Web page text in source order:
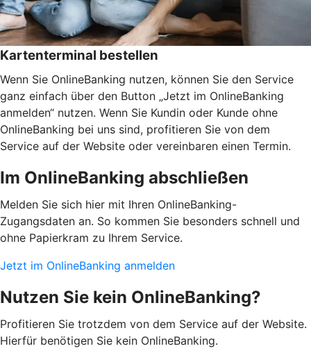
Kartenterminal bestellen
Wenn Sie OnlineBanking nutzen, können Sie den Service
ganz einfach über den Button „Jetzt im OnlineBanking
anmelden“ nutzen. Wenn Sie Kundin oder Kunde ohne
OnlineBanking bei uns sind, profitieren Sie von dem
Service auf der Website oder vereinbaren einen Termin.
Im OnlineBanking abschließen
Melden Sie sich hier mit Ihren OnlineBanking-
Zugangsdaten an. So kommen Sie besonders schnell und
ohne Papierkram zu Ihrem Service.
Jetzt im OnlineBanking anmelden
Nutzen Sie kein OnlineBanking?
Profitieren Sie trotzdem von dem Service auf der Website.
Hierfür benötigen Sie kein OnlineBanking.